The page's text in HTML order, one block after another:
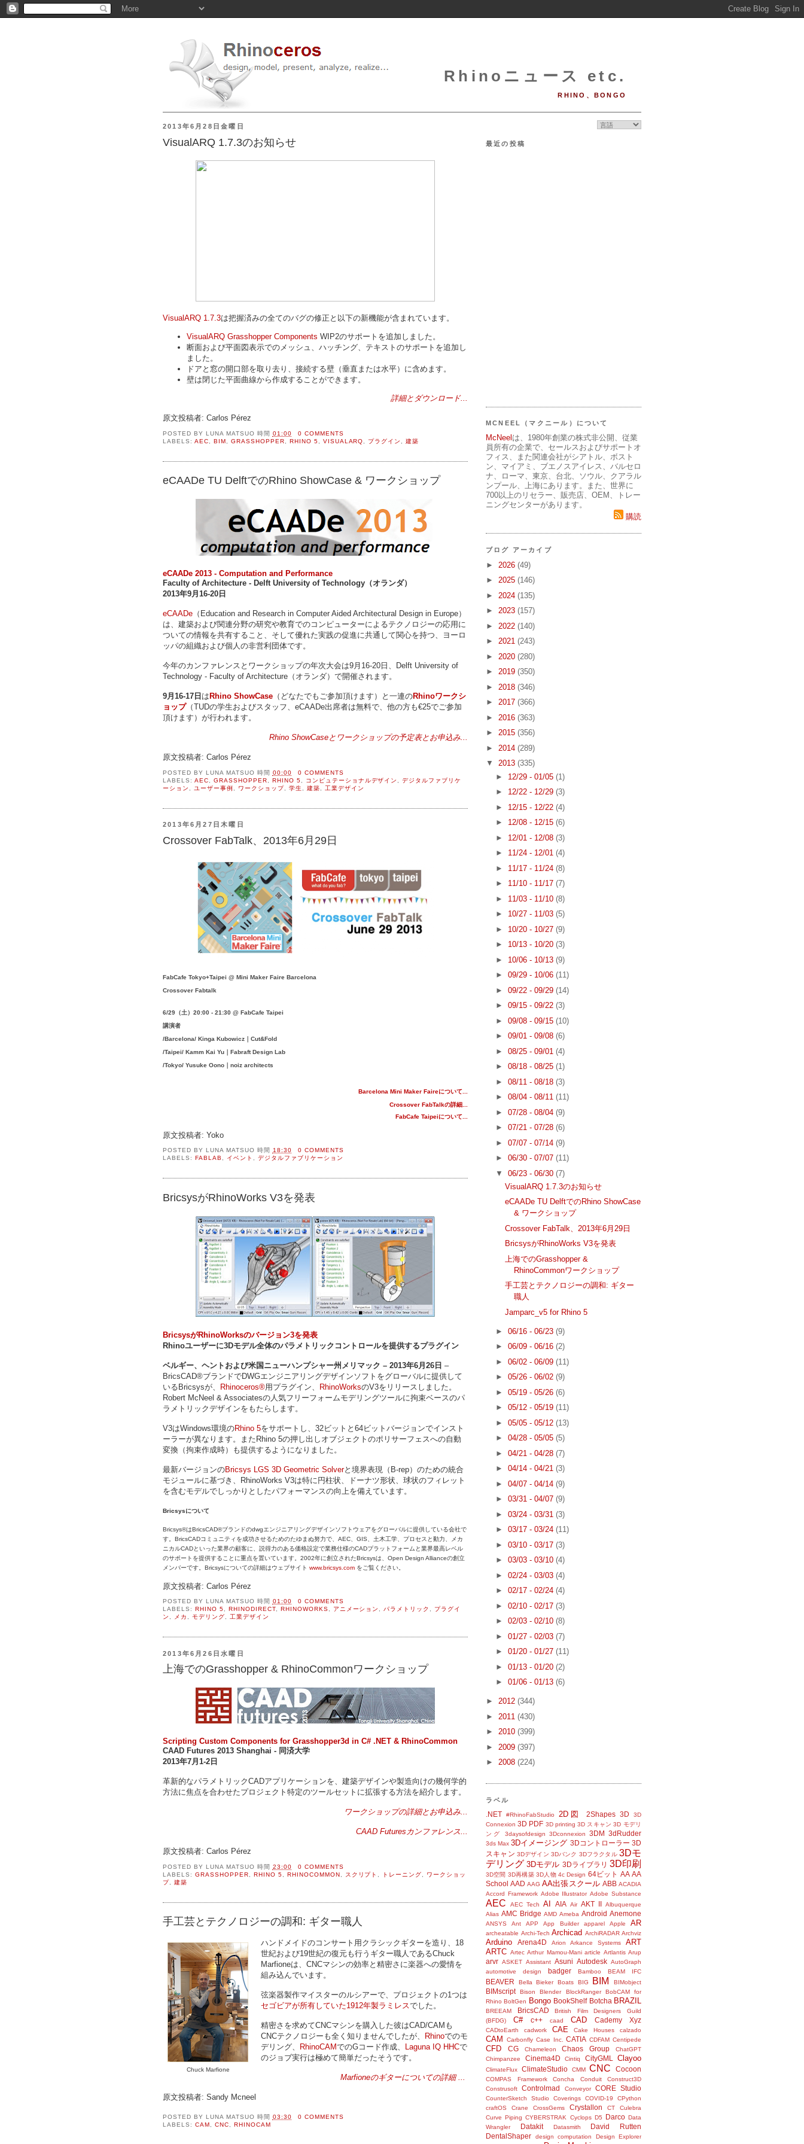
Rhinoニュース etc.
RHINO、BONGO
2013年6月28日金曜日
VisualARQ 1.7.3のお知らせ
VisualARQ 1.7.3は把握済みの全てのバグの修正と以下の新機能が含まれています。
VisualARQ Grasshopper Components WIP2のサポートを追加しました。
断面および平面図表示でのメッシュ、ハッチング、テキストのサポートを追加し
ました。
ドアと窓の開口部を取り去り、接続する壁（垂直または水平）に含めます。
壁は閉じた平面曲線から作成することができます。
詳細とダウンロード...
原文投稿者: Carlos Pérez
POSTED BY LUNA MATSUO 時間 01:00
0 COMMENTS
LABELS: AEC BIM GRASSHOPPER RHINO 5 VISUALARQ プラグイン ,建築
eCAADe TU DelftでのRhino ShowCase & ワークショップ
eCAADe 2013 - Computation and Performance
Faculty of Architecture - Delft University of Technology（オランダ）
2013年9月16-20日
eCAADe （Education and Research in Computer Aided Architectural Design in Europe）
は、建築および関連分野の研究や教育でのコンピューターによるテクノロジーの応用に
ついての情報を共有すること、そして優れた実践の促進に共通して関心を持つ、ヨーロ
ッパの組織および個人の非営利団体です。
今年のカンファレンスとワークショップの年次大会は9月16-20日、Delft University of
Technology - Faculty of Architecture（オランダ）で開催されます。
9月16-17日 は Rhino ShowCase （どなたでもご参加頂けます）と一連のRhinoワークシ
ョップ（TUDの学生およびスタッフ、eCAADe出席者は無料で、他の方も€25でご参加
頂けます）が行われます。
Rhino ShowCaseとワークショップの予定表とお申込み...
原文投稿者: Carlos Pérez
POSTED BY LUNA MATSUO 時間 00:00
0 COMMENTS
LABELS: AEC GRASSHOPPER RHINO 5 コンピュテーショナルデザイン ,デジタルファブリケ
ーション
ユーザー事例 ワークショップ, 学生 建築 工業デザイン
2013年6月27日木曜日
Crossover FabTalk、2013年6月29日
FabCafe Tokyo+Taipei @ Mini Maker Faire Barcelona
Crossover Fabtalk
6/29（土）20:00 - 21:30 @ FabCafe Taipei
講演者
/Barcelona/ Kinga Kubowicz｜Cut&Fold
/Taipei/ Kamm Kai Yu｜Fabraft Design Lab
/Tokyo/ Yusuke Oono｜noiz architects
Barcelona Mini Maker Faireについて...
Crossover FabTalkの詳細...
FabCafe Taipeiについて...
原文投稿者: Yoko
POSTED BY LUNA MATSUO 時間 18:30
0 COMMENTS
LABELS: FABLAB , イベント , デジタルファブリケーション
BricsysがRhinoWorks V3を発表
BricsysがRhinoWorksのバージョン3を発表
Rhinoユーザーに3Dモデル全体のパラメトリックコントロールを提供するプラグイン
ベルギー、ヘントおよび米国ニューハンプシャー州メリマック – 2013年6月26日 –
BricsCAD®ブランドでDWGエンジニアリングデザインソフトをグローバルに提供して
いるBricsysが、 Rhinoceros®用プラグイン、 RhinoWorksのV3をリリースしました。
Robert McNeel & Associatesの人気フリーフォームモデリングツールに拘束ベースのパ
ラメトリックデザインをもたらします。
V3はWindows環境のRhino 5をサポートし、32ビットと64ビットバージョンでインスト
ーラーが異なります。またRhino 5の押し出しオブジェクトのポリサーフェスへの自動
変換（拘束作成時）も提供するようになりました。
最新バージョンのBricsys LGS 3D Geometric Solverと境界表現（B-rep）のための統合
モジュールに基づき、RhinoWorks V3は特に円柱状、ドーナツ形状、球状のフィレット
を含むモデルでしっかりとしたパフォーマンスの向上を備えています。
Bricsysについて
Bricsys®はBricsCAD®ブランドのdwgエンジニアリングデザインソフトウェアをグローバルに提供している会社で
す。BricsCADコミュニティを成功させるためのたゆまぬ努力で、AEC、GIS、土木工学、プロセスと動力、メカ
ニカルCADといった業界の顧客に、説得力のある価格設定で業務仕様のCADプラットフォームと業界最高レベル
のサポートを提供することに重点を置いています。2002年に創立されたBricsysは、Open Design Allianceの創立
メンバーです。Bricsysについての詳細はウェブサイト www.bricsys.com をご覧ください。
原文投稿者: Carlos Pérez
POSTED BY LUNA MATSUO 時間 01:00
0 COMMENTS
LABELS: RHINO 5, RHINODIRECT, RHINOWORKS, アニメーション ,パラメトリック , プラグイ
ン , メカ , モデリング, 工業デザイン
2013年6月26日水曜日
上海でのGrasshopper & RhinoCommonワークショップ
Scripting Custom Components for Grasshopper3d in C# .NET & RhinoCommon
CAAD Futures 2013 Shanghai - 同済大学
2013年7月1-2日
革新的なパラメトリックCADアプリケーションを、建築デザインや製造向けの幾何学的
方法に焦点を合わせたプロジェクト特定のツールセットに拡張する方法を紹介します。
ワークショップの詳細とお申込み...
CAAD Futuresカンファレンス...
原文投稿者: Carlos Pérez
POSTED BY LUNA MATSUO 時間 23:00
0 COMMENTS
LABELS: GRASSHOPPER RHINO 5 RHINOCOMMON スクリプト トレーニング
ワークショッ
プ
建築
手工芸とテクノロジーの調和: ギター職人
Chuck Marfione
ハンドメイドのコンサート用クラシックギターを造り、18
世紀および19世紀の復元も行うギター職人であるChuck
Marfioneは、CNCマシンの効率と精密さに楽器への愛情を
組み込んでいます。
弦楽器製作マイスターのルシアーで、プロジェクトの1つは
セゴビアが所有していた1912年製ラミレスでした。
精密さを求めてCNCマシンを購入した彼はCAD/CAMも
CNCテクノロジーも全く知りませんでしたが、
Rhinoでのモ
デリング、
RhinoCAMでのGコード作成、 Laguna IQ HHCで
のジョブ実行は極めて簡単だったそうです。
Marfioneのギターについての詳細 ...
原文投稿者: Sandy Mcneel
POSTED BY LUNA MATSUO 時間 03:30
0 COMMENTS
LABELS: CAM CNC RHINOCAM
最近の投稿
MCNEEL（マクニール）について
McNeelは、1980年創業の株式非公開、従業
員所有の企業で、セールスおよびサポートオ
フィス、また関連会社がシアトル、ボスト
ン、マイアミ、ブエノスアイレス、バルセロ
ナ、ローマ、東京、台北、ソウル、クアラル
ンプール、上海にあります。また、世界に
700以上のリセラー、販売店、OEM、トレー
ニングセンターがあります。
購読
ブログ アーカイブ
► 2026 (49)
► 2025 (146)
► 2024 (135)
► 2023 (157)
► 2022 (140)
► 2021 (243)
► 2020 (280)
► 2019 (350)
► 2018 (346)
► 2017 (366)
► 2016 (363)
► 2015 (356)
► 2014 (289)
▼ 2013 (335)
► 12/29 - 01/05 (1)
► 12/22 - 12/29 (3)
► 12/15 - 12/22 (4)
► 12/08 - 12/15 (6)
► 12/01 - 12/08 (3)
► 11/24 - 12/01 (4)
► 11/17 - 11/24 (8)
► 11/10 - 11/17 (7)
► 11/03 - 11/10 (8)
► 10/27 - 11/03 (5)
► 10/20 - 10/27 (9)
► 10/13 - 10/20 (3)
► 10/06 - 10/13 (9)
► 09/29 - 10/06 (11)
► 09/22 - 09/29 (14)
► 09/15 - 09/22 (3)
► 09/08 - 09/15 (10)
► 09/01 - 09/08 (6)
► 08/25 - 09/01 (4)
► 08/18 - 08/25 (1)
► 08/11 - 08/18 (3)
► 08/04 - 08/11 (11)
► 07/28 - 08/04 (9)
► 07/21 - 07/28 (6)
► 07/07 - 07/14 (9)
► 06/30 - 07/07 (11)
▼ 06/23 - 06/30 (7)
VisualARQ 1.7.3のお知らせ
eCAADe TU DelftでのRhino ShowCase
& ワークショップ
Crossover FabTalk、2013年6月29日
BricsysがRhinoWorks V3を発表
上海でのGrasshopper &
RhinoCommonワークショップ
手工芸とテクノロジーの調和: ギター
職人
Jamparc_v5 for Rhino 5
► 06/16 - 06/23 (9)
► 06/09 - 06/16 (2)
► 06/02 - 06/09 (11)
► 05/26 - 06/02 (9)
► 05/19 - 05/26 (6)
► 05/12 - 05/19 (11)
► 05/05 - 05/12 (13)
► 04/28 - 05/05 (5)
► 04/21 - 04/28 (7)
► 04/14 - 04/21 (3)
► 04/07 - 04/14 (9)
► 03/31 - 04/07 (9)
► 03/24 - 03/31 (3)
► 03/17 - 03/24 (11)
► 03/10 - 03/17 (3)
► 03/03 - 03/10 (4)
► 02/24 - 03/03 (4)
► 02/17 - 02/24 (4)
► 02/10 - 02/17 (3)
► 02/03 - 02/10 (8)
► 01/27 - 02/03 (7)
► 01/20 - 01/27 (11)
► 01/13 - 01/20 (2)
► 01/06 - 01/13 (6)
► 2012 (344)
► 2011 (430)
► 2010 (399)
► 2009 (397)
► 2008 (224)
ラベル
.NET #RhinoFabStudio 2D図 2Shapes 3D
3D
Connexion 3D PDF 3D printing 3D スキャン 3D モデリ
ング
3daysofdesign 3Dconnexion 3DM 3dRudder
3ds Max 3Dイメージング 3Dコントローラー 3D
スキャン 3Dデザイン 3Dバンク 3Dフラクタル 3Dモ
デリング 3Dモデル 3Dライブラリ 3D印刷
3D空間 3D再構築 3D人物 4c Design 64ビット AA AA
School AAD AAG AA出張スクール ABB ACADIA
Accord Framework Adobe Illustrator Adobe Substance
AEC AEC Tech AI AIA Air AKT II
Albuquerque
Alias AMC Bridge AMD Ameba Android Anemone
ANSYS Ant APP App Builder apparel Apple AR
archeatable Archi-Tech Archicad ArchiRADAR Archviz
Arduino Arena4D Arion Arkance Systems
ART
ARTC Artec Arthur Mamou-Mani article Artlantis Arup
arvr ASKET Assistant Asuni Autodesk AutoGraph
automotive design
badger Bamboo BEAM IFC
BEAVER Bella Bieker Boats BIG BIM BIMobject
BIMscript Bison Blender BlockRanger
BobCAM for
Rhino BoltGen Bongo BookShelf Botcha BRAZIL
BREEAM BricsCAD
British Film Designers Guild
(BFDG)
C# c++ caad CAD Cademy Xyz
CADtoEarth cadwork CAE Cake Houses calzado
CAM Carbonfly Case Inc. CATIA CDFAM Centipede
CFD CG Chameleon Chaos Group
ChatGPT
Chimpanzee
Cinema4D Cintiq CityGML Clayoo
ClimateFlux ClimateStudio CMM CNC Cocoon
COMPAS Framework Concha Conduit
Construct3D
Construsoft
Controlmad Conveyor CORE Studio
CounterSketch Studio Coverings COVID-19
CPython
craftOS
Crane CrossGems Crystallon CT
Culebra
Curve Piping CYBERSTRAK Cyclops D5 Darco Data
Wrangler
Datakit Datasmith
David Rutten
DentalShaper
design computation
Design Explorer